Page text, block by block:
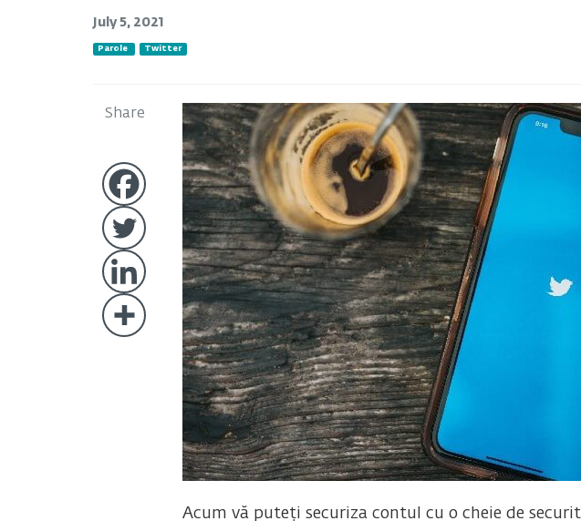
July 5, 2021
Parole Twitter
Share
Acum vă puteți securiza contul cu o cheie de